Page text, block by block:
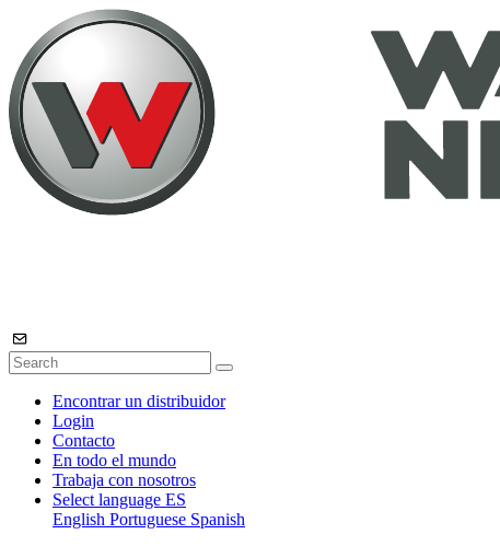
Encontrar un distribuidor
Login
Contacto
En todo el mundo
Trabaja con nosotros
Select language ES
English Portuguese Spanish